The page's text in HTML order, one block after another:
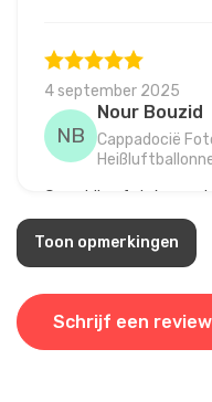
4 september 2025
NB
Nour Bouzid
Cappadocië
Geweldige foto's, mooie
AZ
Agata Zając
Cappadocië
Toon opmerkingen
Schrijf een review